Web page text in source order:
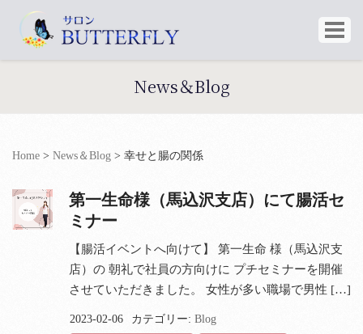
News＆Blog
Home > News＆Blog > 幸せと腸の関係
第一生命様（馬込沢支店）にて腸活セ
ミナー
【腸活イベントへ向けて】 第一生命 様（馬込沢支
店）の 朝礼で社員の方向けに プチセミナーを開催
させていただきました。 女性が多い職場で男性 […]
2023-02-06 カテゴリー:Blog